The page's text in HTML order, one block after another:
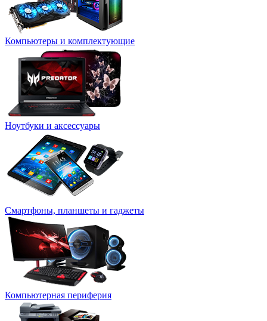
Компьютеры и комплектующие
Ноутбуки и аксессуары
Смартфоны, планшеты и гаджеты
Компьютерная периферия